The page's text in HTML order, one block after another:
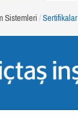
Sistemleri Sertifikalar